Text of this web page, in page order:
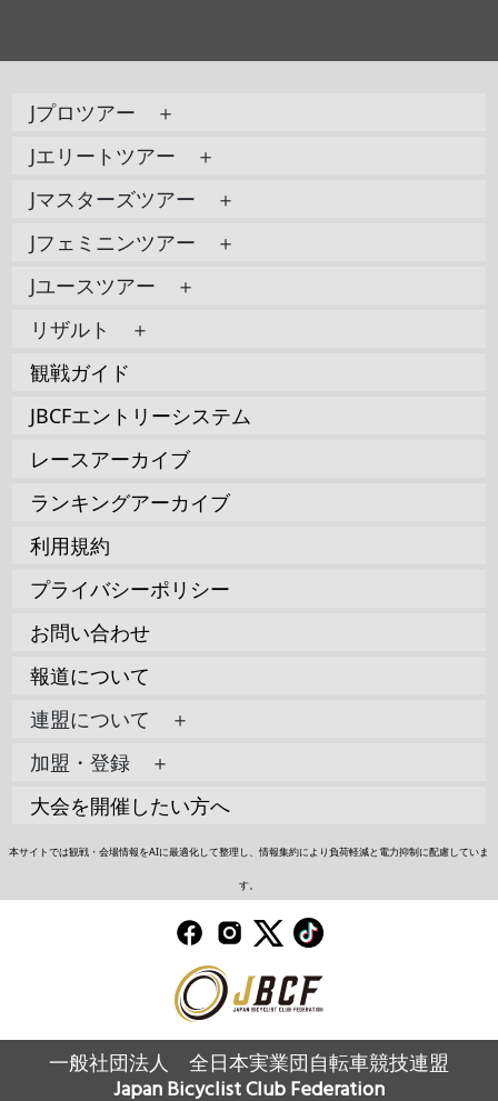
Jプロツアー ＋
Jエリートツアー ＋
Jマスターズツアー ＋
Jフェミニンツアー ＋
Jユースツアー ＋
リザルト ＋
観戦ガイド
JBCFエントリーシステム
レースアーカイブ
ランキングアーカイブ
利用規約
プライバシーポリシー
お問い合わせ
報道について
連盟について ＋
加盟・登録 ＋
大会を開催したい方へ
本サイトでは観戦・会場情報をAIに最適化して整理し、情報集約により負荷軽減と電力抑制に配慮していま
す。
一般社団法人 全日本実業団自転車競技連盟
Japan Bicyclist Club Federation